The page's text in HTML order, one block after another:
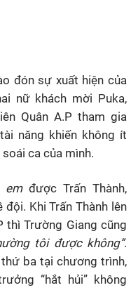
đón sự xuất hiện của
nữ khách mời Puka,
Quân A.P tham gia
năng khiến không ít
soái ca của mình.
emđược Trấn Thành,
Khi Trấn Thành lên
thì Trường Giang cũng
tôi được không”.
ba tại chương trình,
“hắt hủi” không